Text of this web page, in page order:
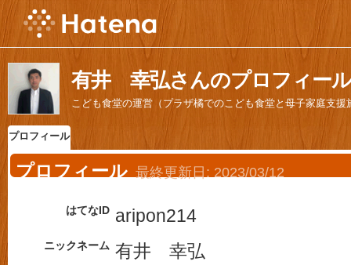
有井 幸弘さんのプロフィール
こども食堂の運営（プラザ橘でのこども食堂と母子家庭支
プロフィール
プロフィール 最終更新日: 2023/03/12
はてなID aripon214
ニックネーム 有井 幸弘